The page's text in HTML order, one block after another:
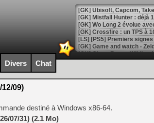
[GK] Mistfall Hunter : déjà
[GK] Wo Long 2 évolue
[GK] Crossfire : un TPS à
[LS] [PS5] Premiers
[Mo5] DOOM arrive en
[GK] Bethesda fête les 30
[GK] Roblox : l'action en
Divers Chat
09)
destiné à Windows x86-64.
07/31) (2.1 Mo)